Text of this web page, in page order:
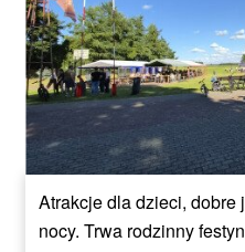
Atrakcje dla dzieci, dobre
nocy. Trwa rodzinny festyn